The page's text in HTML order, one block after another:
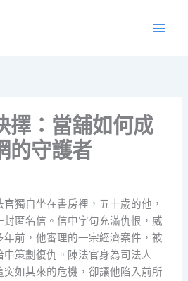
擇：當舖如何成
的守護者
獨自坐在書房裡，五十歲的他，
匿名信。信中字句充滿仇恨，威
前，他審理的一宗經濟案件，被
策劃復仇。陳法官身為司法人
突如其來的危機，卻讓他陷入前所